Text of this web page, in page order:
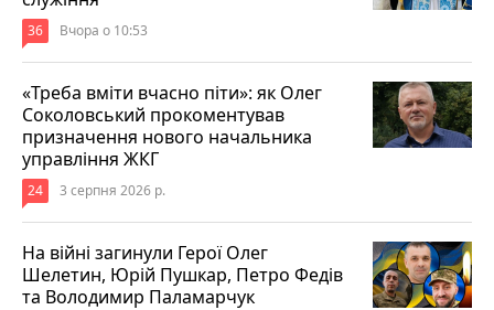
36 Вчора о 10:53
«Треба вміти вчасно піти»: як Олег
Соколовський прокоментував
призначення нового начальника
управління ЖКГ
24 3 серпня 2026 р.
На війні загинули Герої Олег
Шелетин, Юрій Пушкар, Петро Федів
та Володимир Паламарчук